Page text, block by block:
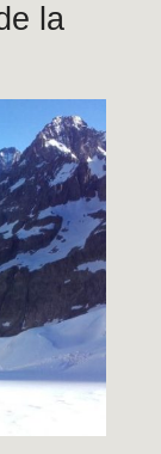
la